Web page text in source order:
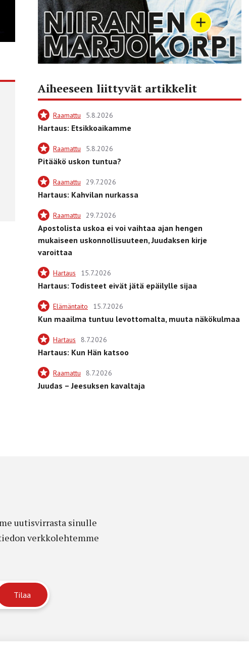
Aiheeseen liittyvät artikkelit
Raamattu 5.8.2026
Hartaus: Etsikkoaikamme
Raamattu 5.8.2026
Pitääkö uskon tuntua?
Raamattu 29.7.2026
Hartaus: Kahvilan nurkassa
Raamattu 29.7.2026
Apostolista uskoa ei voi vaihtaa ajan hengen
mukaiseen uskonnollisuuteen, Juudaksen kirje
varoittaa
Hartaus 15.7.2026
Hartaus: Todisteet eivät jätä epäilylle sijaa
Elämäntaito 15.7.2026
Kun maailma tuntuu levottomalta, muuta näkökulmaa
Hartaus 8.7.2026
Hartaus: Kun Hän katsoo
Raamattu 8.7.2026
Juudas – Jeesuksen kavaltaja
uutisvirrasta sinulle
verkkolehtemme